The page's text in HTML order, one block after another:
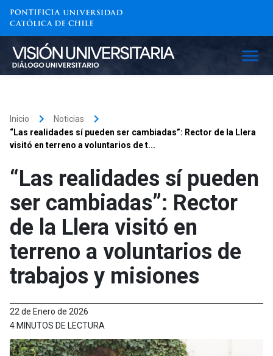
Inicio keyboard_arrow_right Noticias keyboard_arrow_right
“Las realidades sí pueden ser cambiadas”: Rector de la Llera
visitó en terreno a voluntarios de t...
“Las realidades sí pueden
ser cambiadas”: Rector
de la Llera visitó en
terreno a voluntarios de
trabajos y misiones
22 de Enero de 2026
4 MINUTOS DE LECTURA